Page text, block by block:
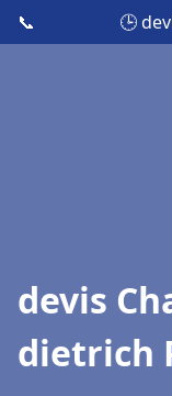
📞 🕒
devis
dietrich